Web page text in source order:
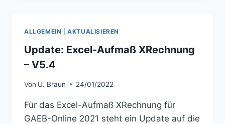
ALLGEMEIN |AKTUALISIEREN
Update: Excel-Aufmaß XRechnung
– V5.4
Von U. Braun 24/01/2022
Für das Excel-Aufmaß XRechnung für
GAEB-Online 2021 steht ein Update auf die